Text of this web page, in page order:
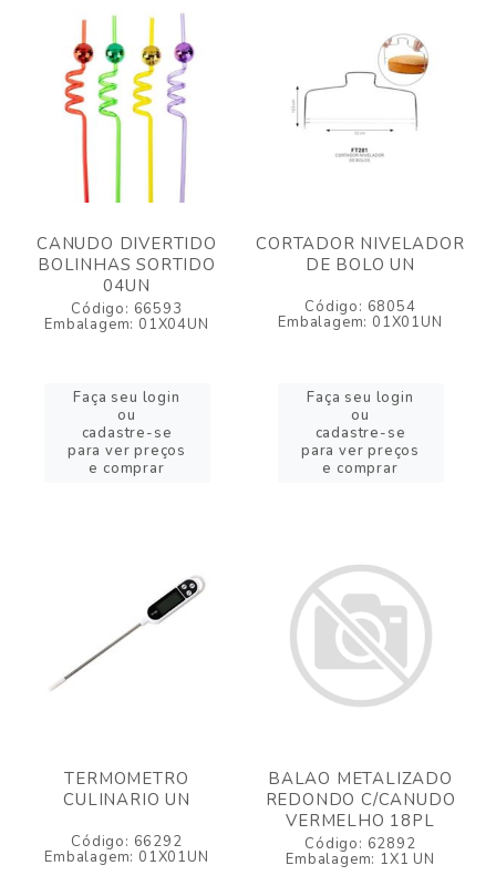
CANUDO DIVERTIDO
BOLINHAS SORTIDO
04UN
Código: 66593
Embalagem: 01X04UN
Faça seu login
ou
cadastre-se
para ver preços
e comprar
CORTADOR NIVELADOR
DE BOLO UN
Código: 68054
Embalagem: 01X01UN
Faça seu login
ou
cadastre-se
para ver preços
e comprar
TERMOMETRO
CULINARIO UN
Código: 66292
Embalagem: 01X01UN
BALAO METALIZADO
REDONDO C/CANUDO
VERMELHO 18PL
Código: 62892
Embalagem: 1X1 UN